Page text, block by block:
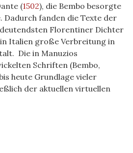
(1502), die Bembo besorgte
Dadurch fanden die Texte der
Florentiner Dichter
Italien große Verbreitung in
Die in Manuzios
Schriften (Bembo,
heute Grundlage vieler
der aktuellen virtuellen